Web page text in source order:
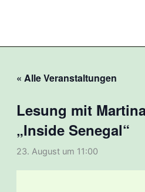
« Alle Veranstaltungen
Lesung mit
„Inside Senegal“
23. August um 11:00